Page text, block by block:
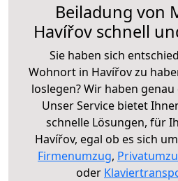
Beiladung von
Havířov schnell
Sie haben sich
Wohnort in Havířov zu
loslegen? Wir haben
Unser Service bietet
schnelle Lösungen, für
Havířov, egal ob es sich
Firmenumzug,
oder